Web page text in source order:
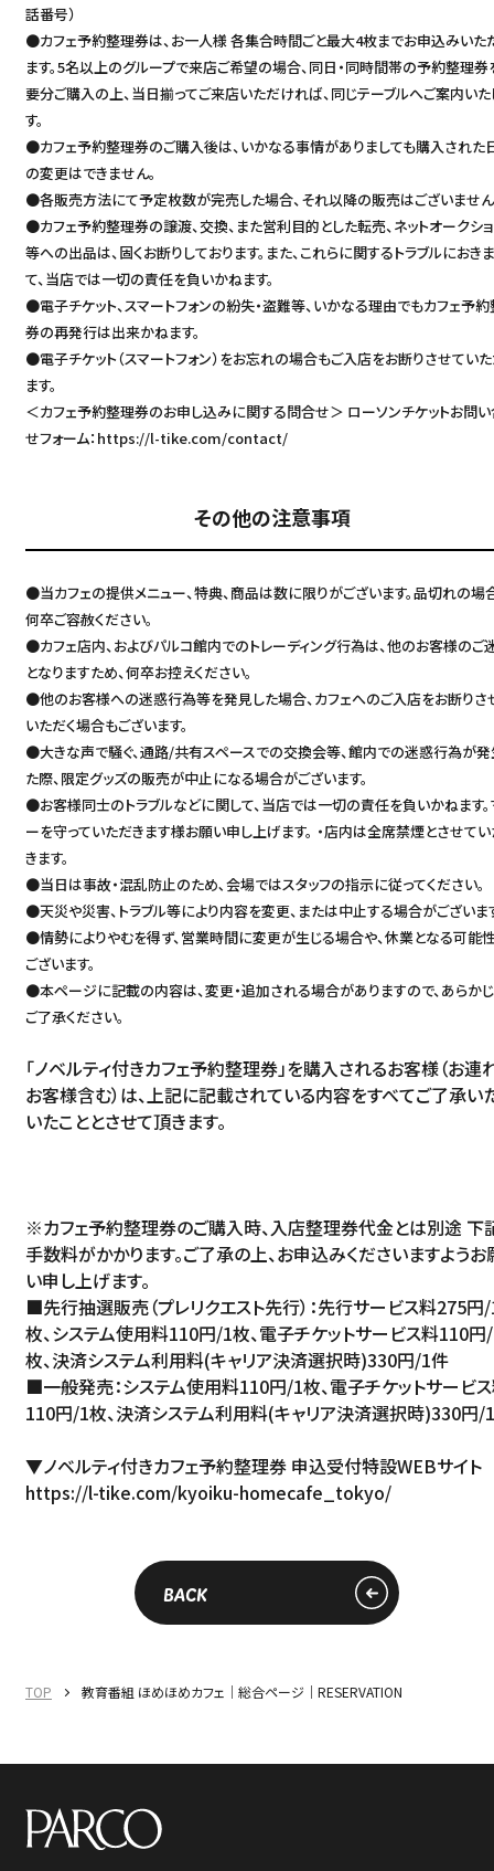
話番号）
●カフェ予約整理券は、お一人様 各集合時間ごと最大4枚までお申込みいた
ます。5名以上のグループで来店ご希望の場合、同日・同時間帯の予約整理券
要分ご購入の上、当日揃ってご来店いただければ、同じテーブルへご案内いた
す。
●カフェ予約整理券のご購入後は、いかなる事情がありましても購入された
の変更はできません。
●各販売方法にて予定枚数が完売した場合、それ以降の販売はございません
●カフェ予約整理券の譲渡、交換、また営利目的とした転売、ネットオークシ
等への出品は、固くお断りしております。また、これらに関するトラブルにおき
て、当店では一切の責任を負いかねます。
●電子チケット、スマートフォンの紛失・盗難等、いかなる理由でもカフェ予
券の再発行は出来かねます。
●電子チケット（スマートフォン）をお忘れの場合もご入店をお断りさせてい
ます。
＜カフェ予約整理券のお申し込みに関する問合せ＞ ローソンチケットお問
せフォーム： https://l-tike.com/contact/
その他の注意事項
●当カフェの提供メニュー、特典、商品は数に限りがございます。品切れの場
何卒ご容赦ください。
●カフェ店内、およびパルコ館内でのトレーディング行為は、他のお客様のご
となりますため、何卒お控えください。
●他のお客様への迷惑行為等を発見した場合、カフェへのご入店をお断りさ
いただく場合もございます。
●大きな声で騒ぐ、通路/共有スペースでの交換会等、館内での迷惑行為が発
た際、限定グッズの販売が中止になる場合がございます。
●お客様同士のトラブルなどに関して、当店では一切の責任を負いかねます
ーを守っていただきます様お願い申し上げます。 ・店内は全席禁煙とさせて
きます。
●当日は事故・混乱防止のため､会場ではスタッフの指示に従ってください。
●天災や災害、トラブル等により内容を変更、または中止する場合がございま
●情勢によりやむを得ず、営業時間に変更が生じる場合や、休業となる可能
ございます。
●本ページに記載の内容は、変更・追加される場合がありますので、あらか
ご了承ください。
「ノベルティ付きカフェ予約整理券」を購入されるお客様（お連
お客様含む）は、上記に記載されている内容をすべてご了承い
いたこととさせて頂きます。
※カフェ予約整理券のご購入時、入店整理券代金とは別途 下
手数料がかかります。ご了承の上、お申込みくださいますようお
い申し上げます。
■先行抽選販売（プレリクエスト先行）：先行サービス料275円
枚、システム使用料110円/1枚、電子チケットサービス料110円
枚、決済システム利用料(キャリア決済選択時)330円/1件
■一般発売：システム使用料110円/1枚、電子チケットサービ
110円/1枚、決済システム利用料(キャリア決済選択時)330円/
▼ノベルティ付きカフェ予約整理券 申込受付特設WEBサイト
https://l-tike.com/kyoiku-homecafe_tokyo/
BACK
TOP 教育番組 ほめほめカフェ｜総合ページ｜RESERVATION